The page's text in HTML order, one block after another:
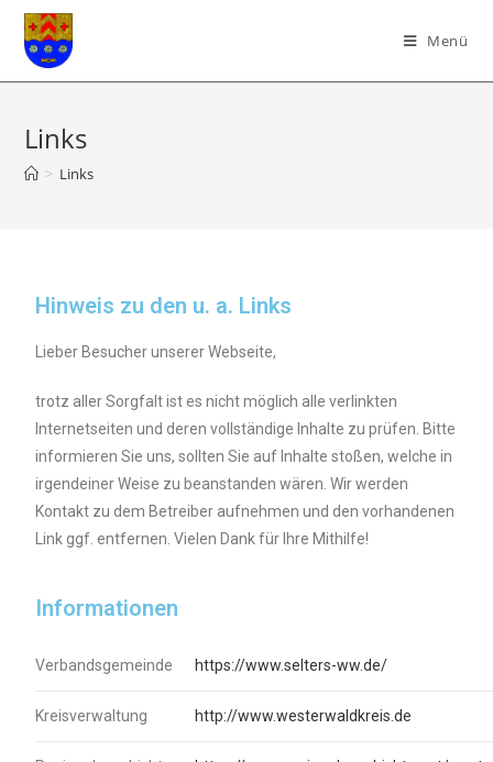
Menü
Links
> Links
Hinweis zu den u. a. Links
Lieber Besucher unserer Webseite,
trotz aller Sorgfalt ist es nicht möglich alle verlinkten
Internetseiten und deren vollständige Inhalte zu prüfen. Bitte
informieren Sie uns, sollten Sie auf Inhalte stoßen, welche in
irgendeiner Weise zu beanstanden wären. Wir werden
Kontakt zu dem Betreiber aufnehmen und den vorhandenen
Link ggf. entfernen. Vielen Dank für Ihre Mithilfe!
Informationen
Verbandsgemeinde https://www.selters-ww.de/
Kreisverwaltung http://www.westerwaldkreis.de